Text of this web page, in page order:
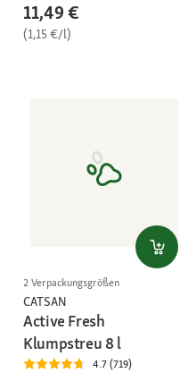
11,49 €
(1,15 €/l)
2 Verpackungsgrößen
CATSAN
Active Fresh
Klumpstreu 8 l
4.7 (719)